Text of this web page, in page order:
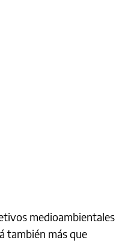
medioambientales
también más que